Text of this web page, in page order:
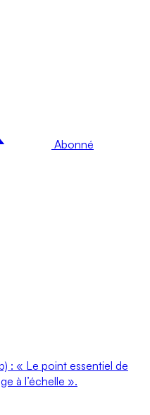
Abonné
: « Le point essentiel de
à l’échelle ».